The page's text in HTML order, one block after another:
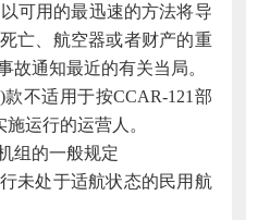
可用的最迅速的方法将导
亡、航空器或者财产的重
故通知最近的有关当局。
款不适用于按CCAR-121部
运行的运营人。
组的一般规定
未处于适航状态的民用航